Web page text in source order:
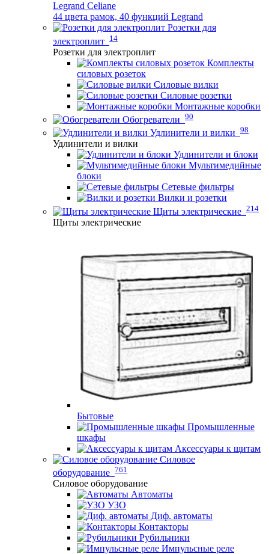
Legrand Celiane
44 цвета рамок, 40 функций Legrand
Розетки для
электроплит 14
Розетки для электроплит
Комплекты
силовых розеток
Силовые вилки
Силовые розетки
Монтажные коробки
Обогреватели 90
Удлинители и вилки 98
Удлинители и вилки
Удлинители и блоки
Мультимедийные
блоки
Сетевые фильтры
Вилки и розетки
Щиты электрические 214
Щиты электрические
Бытовые
Промышленные
шкафы
Аксессуары к щитам
Силовое
оборудование 761
Силовое оборудование
Автоматы
УЗО
Диф. автоматы
Контакторы
Рубильники
Импульсные реле